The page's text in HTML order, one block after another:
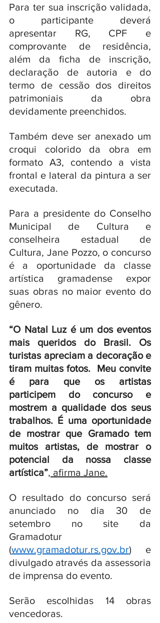
Para ter sua inscrição validada,
o participante deverá
apresentar RG, CPF e
comprovante de residência,
além da ficha de inscrição,
declaração de autoria e do
termo de cessão dos direitos
patrimoniais da obra
devidamente preenchidos.
Também deve ser anexado um
croqui colorido da obra em
formato A3, contendo a vista
frontal e lateral da pintura a ser
executada.
Para a presidente do Conselho
Municipal de Cultura e
conselheira estadual de
Cultura, Jane Pozzo, o concurso
é a oportunidade da classe
artística gramadense expor
suas obras no maior evento do
gênero.
“O Natal Luz é um dos eventos
mais queridos do Brasil. Os
turistas apreciam a decoração e
tiram muitas fotos.  Meu convite
é para que os artistas
participem do concurso e
mostrem a qualidade dos seus
trabalhos. É uma oportunidade
de mostrar que Gramado tem
muitos artistas, de mostrar o
potencial da nossa classe
artística”, afirma Jane.
O resultado do concurso será
anunciado no dia 30 de
setembro no site da
Gramadotur
(www.gramadotur.rs.gov.br) e
divulgado através da assessoria
de imprensa do evento.
Serão escolhidas 14 obras
vencedoras.